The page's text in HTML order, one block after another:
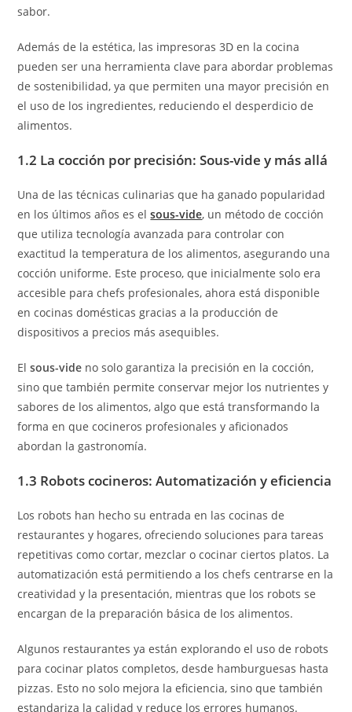
sabor.
Además de la estética, las impresoras 3D en la cocina
pueden ser una herramienta clave para abordar problemas
de sostenibilidad, ya que permiten una mayor precisión en
el uso de los ingredientes, reduciendo el desperdicio de
alimentos.
1.2 La cocción por precisión: Sous-vide y más allá
Una de las técnicas culinarias que ha ganado popularidad
en los últimos años es elsous-vide, un método de cocción
que utiliza tecnología avanzada para controlar con
exactitud la temperatura de los alimentos, asegurando una
cocción uniforme. Este proceso, que inicialmente solo era
accesible para chefs profesionales, ahora está disponible
en cocinas domésticas gracias a la producción de
dispositivos a precios más asequibles.
Elsous-vide no solo garantiza la precisión en la cocción,
sino que también permite conservar mejor los nutrientes y
sabores de los alimentos, algo que está transformando la
forma en que cocineros profesionales y aficionados
abordan la gastronomía.
1.3 Robots cocineros: Automatización y eficiencia
Los robots han hecho su entrada en las cocinas de
restaurantes y hogares, ofreciendo soluciones para tareas
repetitivas como cortar, mezclar o cocinar ciertos platos. La
automatización está permitiendo a los chefs centrarse en la
creatividad y la presentación, mientras que los robots se
encargan de la preparación básica de los alimentos.
Algunos restaurantes ya están explorando el uso de robots
para cocinar platos completos, desde hamburguesas hasta
pizzas. Esto no solo mejora la eficiencia, sino que también
estandariza la calidad y reduce los errores humanos.